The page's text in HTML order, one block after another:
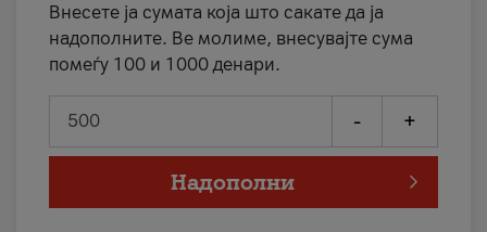
Внесете ја сумата која што сакате да ја
надополните. Ве молиме, внесувајте сума
помеѓу 100 и 1000 денари.
- +
Надополни